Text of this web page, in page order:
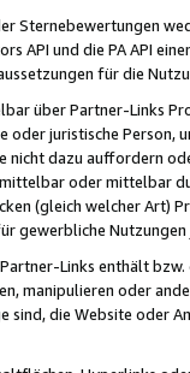
Sternebewertungen
API und die PA API
für die
über Partner-Links
oder juristische
nicht dazu auffordern
oder mittelbar
(gleich welcher Art)
gewerbliche
Links enthält
manipulieren oder
sind, die Website oder